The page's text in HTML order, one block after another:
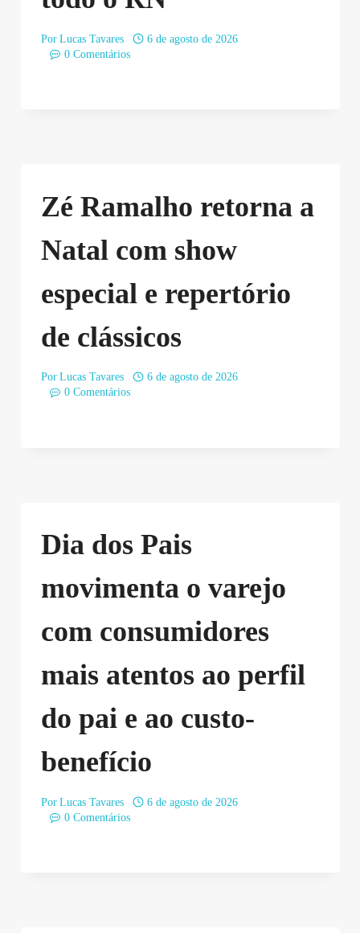
Por Lucas Tavares
6 de agosto de 2026
0 Comentários
Zé Ramalho retorna a
Natal com show
especial e repertório
de clássicos
Por Lucas Tavares
6 de agosto de 2026
0 Comentários
Dia dos Pais
movimenta o varejo
com consumidores
mais atentos ao perfil
do pai e ao custo-
benefício
Por Lucas Tavares
6 de agosto de 2026
0 Comentários